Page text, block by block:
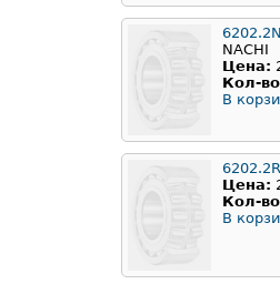
NACHI
Цена:
Кол-
В
Цена:
Кол-
В